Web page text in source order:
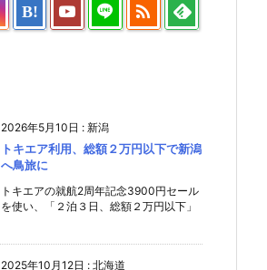
B! 
2026年5月10日 : 新潟
トキエア利用、総額２万円以下で新潟
へ鳥旅に
トキエアの就航2周年記念3900円セール
を使い、「２泊３日、総額２万円以下」
2025年10月12日 : 北海道